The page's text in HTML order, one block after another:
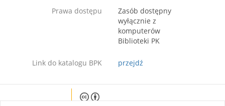
Prawa dostępu
Zasób dostępny
wyłącznie z
komputerów
Biblioteki PK
Link do katalogu BPK przejdź